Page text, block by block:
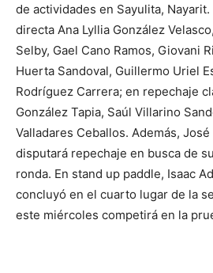
de actividades en Sayulita,
directa Ana Lyllia González
Selby, Gael Cano Ramos, Giovani
Huerta Sandoval, Guillermo Uriel
Rodríguez Carrera; en repechaje
González Tapia, Saúl Villarino
Valladares Ceballos. Además,
disputará repechaje en busca de
ronda. En stand up paddle, Isaac
concluyó en el cuarto lugar de la
este miércoles competirá en la